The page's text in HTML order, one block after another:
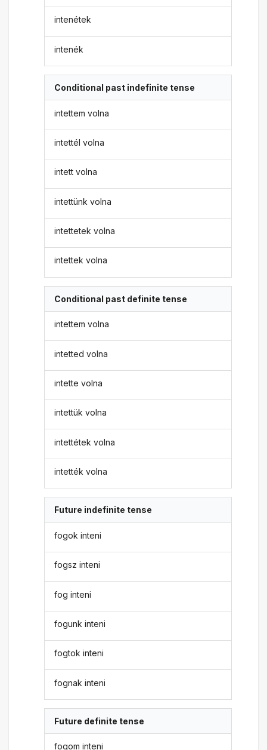
intenétek
intenék
Conditional past indefinite tense
intettem volna
intettél volna
intett volna
intettünk volna
intettetek volna
intettek volna
Conditional past definite tense
intettem volna
intetted volna
intette volna
intettük volna
intettétek volna
intették volna
Future indefinite tense
fogok inteni
fogsz inteni
fog inteni
fogunk inteni
fogtok inteni
fognak inteni
Future definite tense
fogom inteni